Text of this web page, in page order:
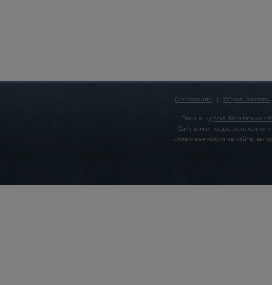
Соглашение | Обратная связь
Flado.ru - доска бесплатных
Сайт может содержать
Оплачивая услуги на сайте, вы